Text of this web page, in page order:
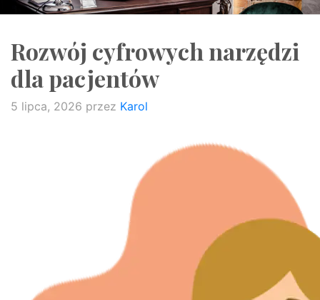
Rozwój cyfrowych narzędzi
dla pacjentów
5 lipca, 2026 przez Karol